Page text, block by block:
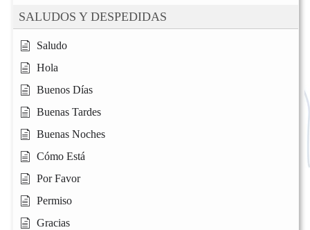
SALUDOS Y DESPEDIDAS
Saludo
Hola
Buenos Días
Buenas Tardes
Buenas Noches
Cómo Está
Por Favor
Permiso
Gracias